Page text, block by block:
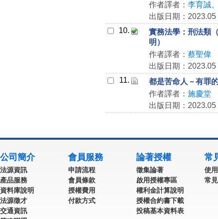
作者譯者： 李育誠
出版日期：2023.05
10.
實務法學：刑法類
明）
作者譯者： 蔡聖偉
出版日期：2023.05
11.
都是苦命人－有罪
作者譯者： 施慶堂
出版日期：2023.05
公司簡介
法源資訊
產品服務
資料庫說明
法源徵才
交通資訊
會員服務
申請流程
會員條款
授權費用
付款方式
論著授權
徵集論著
啟用授權專區
權利金計算說明
授權合約書下載
投稿基本資料表
常
使
常